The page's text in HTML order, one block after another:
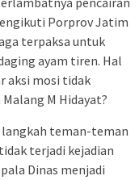
Porprov Jatim
terpaksa untuk
ayam tiren. Hal
aksi mosi tidak
M Hidayat?
teman-teman
terjadi kejadian
Dinas menjadi